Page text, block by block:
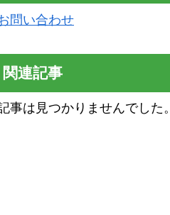
問い合わせ
関連記事
事は見つかりませんでした。